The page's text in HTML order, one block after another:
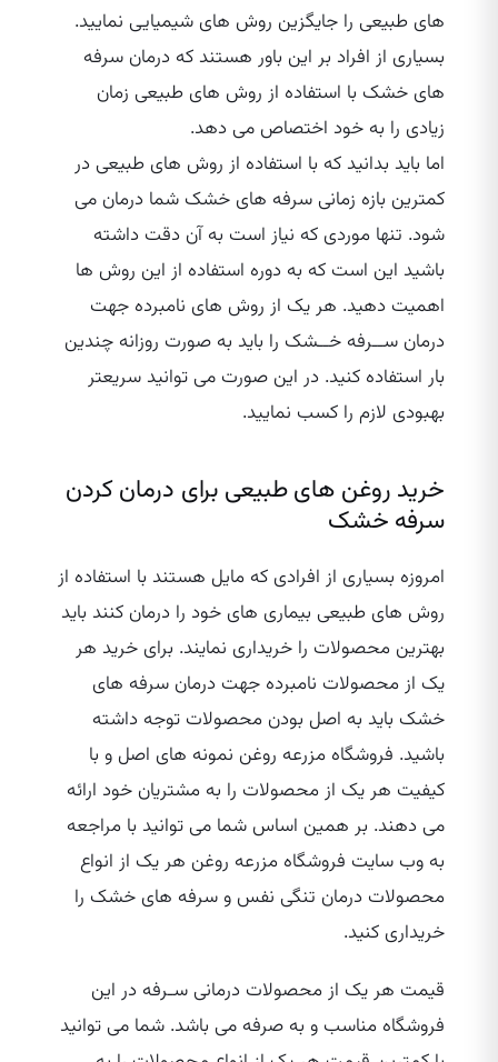
های طبیعی را جایگزین روش های شیمیایی نمایید.
بسیاری از افراد بر این باور هستند که درمان سرفه
های خشک با استفاده از روش های طبیعی زمان
زیادی را به خود اختصاص می ‌دهد.
اما باید بدانید که با استفاده از روش های طبیعی در
کمترین بازه زمانی سرفه های خشک شما درمان می
‌شود. تنها موردی که نیاز است به آن دقت داشته
باشید این است که به دوره استفاده از این روش ها
اهمیت دهید. هر یک از روش های نامبرده جهت
درمان ســرفه خــشک را باید به صورت روزانه چندین
بار استفاده کنید. در این صورت می ‌توانید سریعتر
بهبودی لازم را کسب نمایید.
خرید روغن های طبیعی برای درمان کردن
سرفه خشک
امروزه بسیاری از افرادی که مایل هستند با استفاده از
روش های طبیعی بیماری های خود را درمان کنند باید
بهترین محصولات را خریداری نمایند. برای خرید هر
یک از محصولات نامبرده جهت درمان سرفه های
خشک باید به اصل بودن محصولات توجه داشته
باشید. فروشگاه مزرعه روغن نمونه ‌های اصل و با
کیفیت هر یک از محصولات را به مشتریان خود ارائه
می دهند. بر همین اساس شما می توانید با مراجعه
به وب سایت فروشگاه مزرعه روغن هر یک از انواع
محصولات درمان تنگی نفس و سرفه های خشک را
خریداری کنید.
قیمت هر یک از محصولات درمانی سـرفه در این
فروشگاه مناسب و به صرفه می باشد. شما می توانید